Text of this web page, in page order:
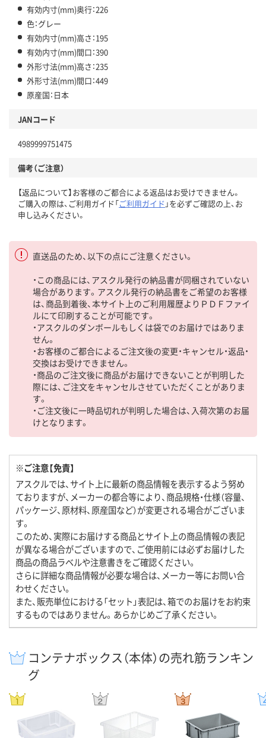
有効内寸(mm)奥行：226
色：グレー
有効内寸(mm)高さ：195
有効内寸(mm)間口：390
外形寸法(mm)高さ：235
外形寸法(mm)間口：449
原産国：日本
JANコード
4989999751475
備考（ご注意）
【返品について】お客様のご都合による返品はお受けできません。
ご購入の際は、ご利用ガイド「ご利用ガイド 」を必ずご確認の上、お
申し込みください。
直送品のため、以下の点にご注意ください。
・この商品には、アスクル発行の納品書が同梱されていない
場合があります。アスクル発行の納品書をご希望のお客様
は、商品到着後、本サイト上のご利用履歴よりＰＤＦファイ
ルにて印刷することが可能です。
・アスクルのダンボールもしくは袋でのお届けではありま
せん。
・お客様のご都合によるご注文後の変更・キャンセル・返品・
交換はお受けできません。
・商品のご注文後に商品がお届けできないことが判明した
際には、ご注文をキャンセルさせていただくことがありま
す。
・ご注文後に一時品切れが判明した場合は、入荷次第のお届
けとなります。
※ご注意【免責】
アスクルでは、サイト上に最新の商品情報を表示するよう努め
ておりますが、メーカーの都合等により、商品規格・仕様（容量、
パッケージ、原材料、原産国など）が変更される場合がございま
す。
このため、実際にお届けする商品とサイト上の商品情報の表記
が異なる場合がございますので、ご使用前には必ずお届けした
商品の商品ラベルや注意書きをご確認ください。
さらに詳細な商品情報が必要な場合は、メーカー等にお問い合
わせください。
また、販売単位における「セット」表記は、箱でのお届けをお約束
するものではありません。あらかじめご了承ください。
コンテナボックス（本体）の売れ筋ランキン
グ